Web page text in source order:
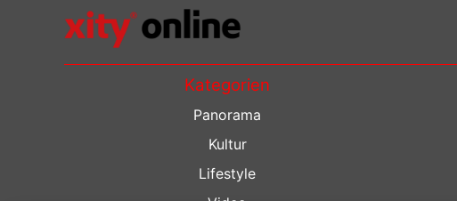
Kategorien
Panorama
Kultur
Lifestyle